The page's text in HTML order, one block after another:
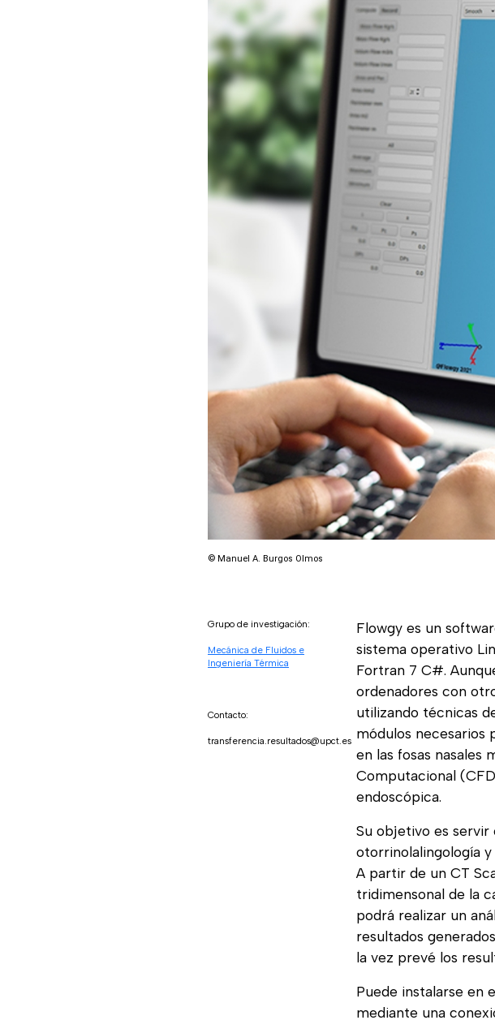
© Manuel A. Burgos Olmos
Grupo de investigación:
Mecánica de Fluidos e
Ingeniería Térmica
Contacto:
transferencia.resultados@upct.es
Flowgy es un
sistema operativo
Fortran 7 C#.
ordenadores con
utilizando técnicas
módulos necesarios
en las fosas nasales
Computacional
endoscópica.
Su objetivo es servir
otorrinolalingología
A partir de un CT
tridimensonal de la
podrá realizar un
resultados
la vez prevé los
Puede instalarse en
mediante una